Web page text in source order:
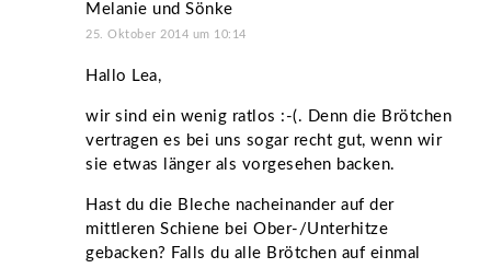
Melanie und Sönke
25. Oktober 2014 um 10:14
Hallo Lea,
wir sind ein wenig ratlos :-(. Denn die Brötchen
vertragen es bei uns sogar recht gut, wenn wir
sie etwas länger als vorgesehen backen.
Hast du die Bleche nacheinander auf der
mittleren Schiene bei Ober-/Unterhitze
gebacken? Falls du alle Brötchen auf einmal